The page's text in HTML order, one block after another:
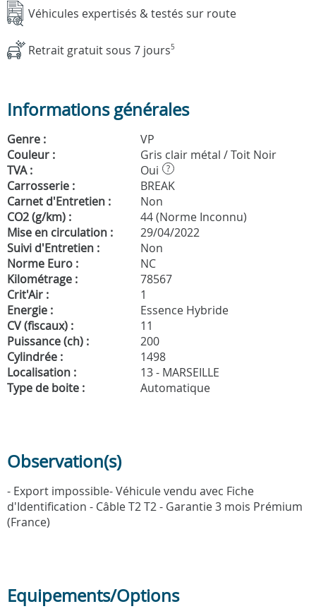
Véhicules expertisés & testés sur route
Retrait gratuit sous 7 jours5
Informations générales
Genre :
VP
Couleur :
Gris clair métal / Toit Noir
TVA :
Oui ?
Carrosserie :
BREAK
Carnet d'Entretien :
Non
CO2 (g/km) :
44 (Norme Inconnu)
Mise en circulation :
29/04/2022
Suivi d'Entretien :
Non
Norme Euro :
NC
Kilométrage :
78567
Crit'Air :
1
Energie :
Essence Hybride
CV (fiscaux) :
11
Puissance (ch) :
200
Cylindrée :
1498
Localisation :
13 - MARSEILLE
Type de boite :
Automatique
Observation(s)
- Export impossible- Véhicule vendu avec Fiche
d'Identification - Câble T2 T2 - Garantie 3 mois Prémium
(France)
Equipements/Options